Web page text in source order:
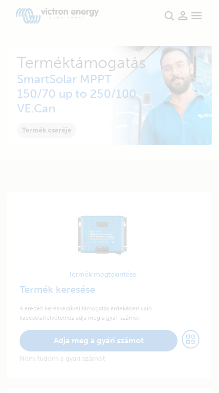
Terméktámogatás
SmartSolar MPPT
150/70 up to 250/100
VE.Can
Termék cseréje
Termék megtekintése
Termék keresése
A eredeti kereskedővel támogatás érdekében való
kapcsolatfelvételhez adja meg a gyári számot.
Adja meg a gyári számot
Nem tudom a gyári számot